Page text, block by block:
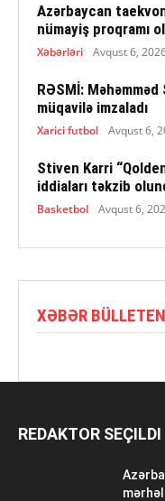
Azərbaycan
nümayiş proqramı
Xəbərləri Avqust 6,
RƏSMİ:
müqavilə imzaladı
Xarici futbol Avqust 6,
Stiven Karri
iddiaları təkzib
Basketbol Avqust 6,
XƏBƏR
REDAKTOR SEÇILDI